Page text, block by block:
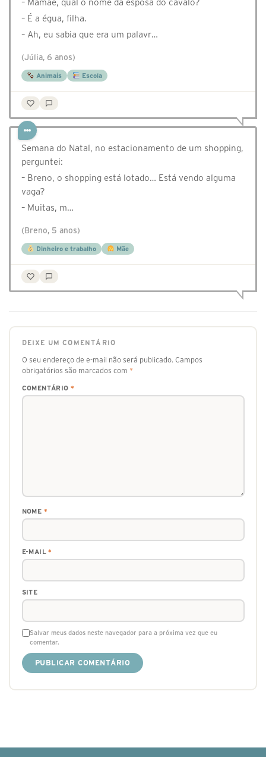
– Mamãe, qual o nome da esposa do cavalo?
– É a égua, filha.
– Ah, eu sabia que era um palavr…
(Júlia, 6 anos)
Animais Escola
Semana do Natal, no estacionamento de um shopping,
perguntei:
– Breno, o shopping está lotado… Está vendo alguma
vaga?
– Muitas, m…
(Breno, 5 anos)
Dinheiro e trabalho Mãe
DEIXE UM COMENTÁRIO
O seu endereço de e-mail não será publicado. Campos
obrigatórios são marcados com *
COMENTÁRIO *
NOME *
E-MAIL*
SITE
Salvar meus dados neste navegador para a próxima vez que eu
comentar.